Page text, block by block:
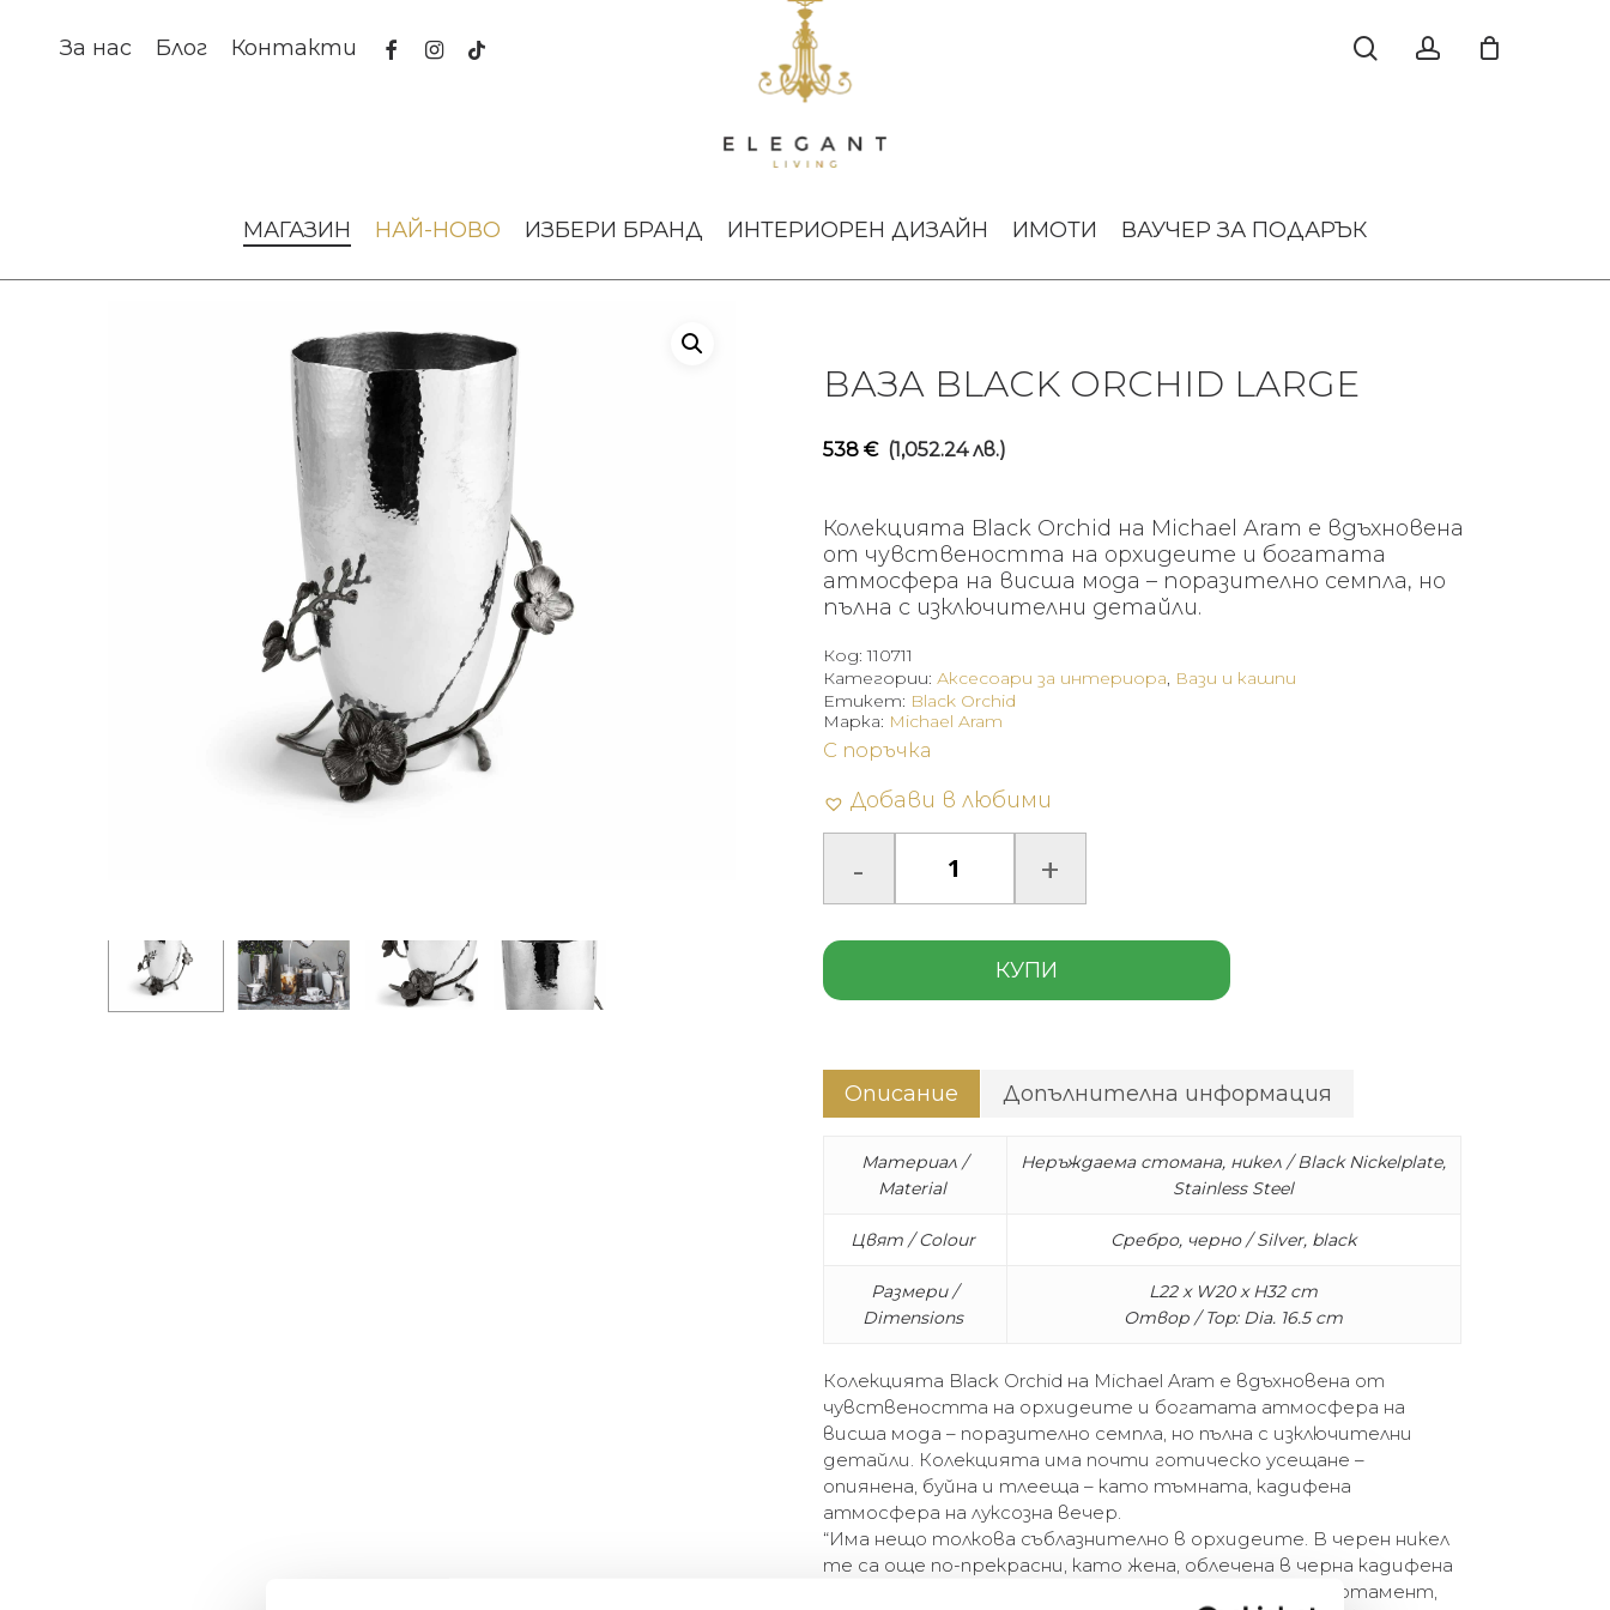
За нас Блог Контакти facebookinstagram
tiktok
МАГАЗИН НАЙ-НОВО ИЗБЕРИ БРАНД ИНТЕРИОРЕН ДИЗАЙН ИМОТИ ВАУЧЕР ЗА ПОДАРЪК
ВАЗА BLACK ORCHID LARGE
538 € (1,052.24 лв.)
Колекцията Black Orchid на Michael Aram е вдъхновена
от чувствеността на орхидеите и богатата
атмосфера на висша мода – поразително семпла, но
пълна с изключителни детайли.
Код:110711
Категории: Аксесоари за интериора, Вази и кашпи
Етикет: Black Orchid
С поръчка
Добави в любими
КУПИ
Марка: Michael Aram
Описание Допълнителна информация
Материал /
Material
Неръждаема стомана, никел / Black Nickelplate,
Stainless Steel
Цвят / Colour Сребро, черно / Silver, black
Размери /
Dimensions
L22 x W20 x H32 cm
Отвор / Top: Dia. 16.5 cm
Колекцията Black Orchid на Michael Aram е вдъхновена от
чувствеността на орхидеите и богатата атмосфера на
висша мода – поразително семпла, но пълна с изключителни
детайли. Колекцията има почти готическо усещане –
опиянена, буйна и тлееща – като тъмната, кадифена
атмосфера на луксозна вечер.
“Има нещо толкова съблазнително в орхидеите. В черен никел
те са още по-прекрасни, като жена, облечена в черна кадифена
рокля, носеща се из голямо имение или в стилен апартамент,